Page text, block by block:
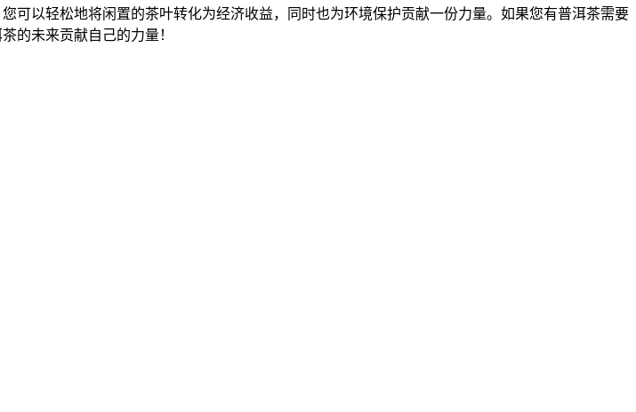
可以轻松地将闲置的茶叶转化为经济收益，同时也为环境保护贡献一份力量。如果您有普洱茶需要
的未来贡献自己的力量！